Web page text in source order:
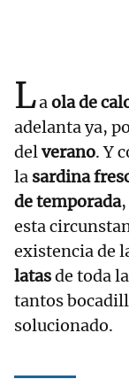
Laola de
adelanta ya,
delverano. Y
la sardina
de temporada
esta
existencia de
latasde toda
tantos
solucionado.